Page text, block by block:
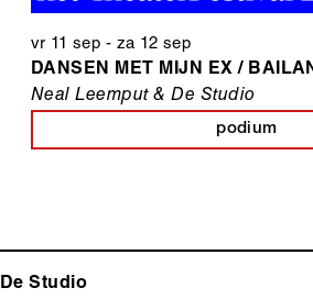
vr 11 sep - za 12 sep
DANSEN MET MIJN EX /
Neal Leemput & De Studio
podium
De Studio